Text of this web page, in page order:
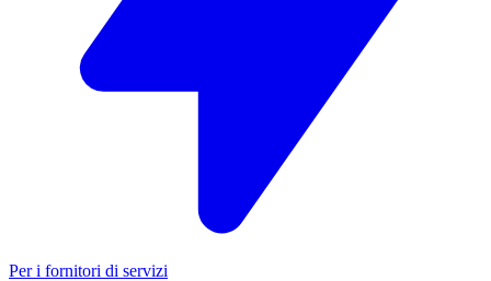
Per i fornitori di servizi